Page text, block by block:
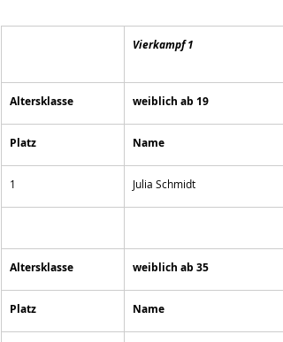
Vierkampf 1
Altersklasse weiblich ab 19
Platz Name
1 Julia Schmidt
Altersklasse weiblich ab 35
Platz Name